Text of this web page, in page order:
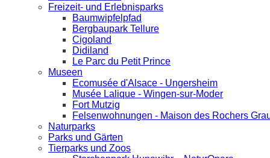
Freizeit- und Erlebnisparks
Baumwipfelpfad
Bergbaupark Tellure
Cigoland
Didiland
Le Parc du Petit Prince
Museen
Ecomusée d'Alsace - Ungersheim
Musée Lalique - Wingen-sur-Moder
Fort Mutzig
Felsenwohnungen - Maison des Rochers
Naturparks
Parks und Gärten
Tierparks und Zoos